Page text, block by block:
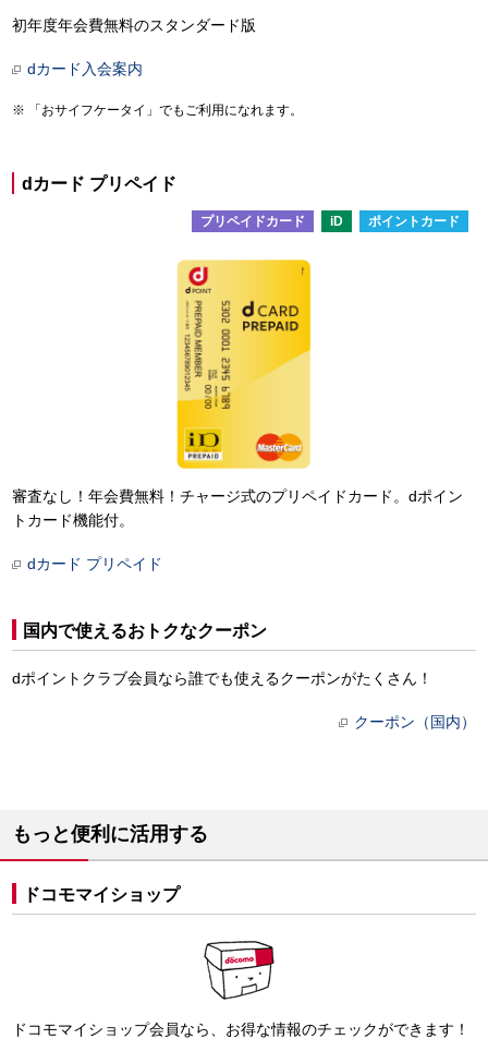
初年度年会費無料のスタンダード版
dカード入会案内
「おサイフケータイ」でもご利用になれます。
dカード プリペイド
プリペイドカード iD ポイントカード
審査なし！年会費無料！チャージ式のプリペイドカード。dポイン
トカード機能付。
dカード プリペイド
国内で使えるおトクなクーポン
dポイントクラブ会員なら誰でも使えるクーポンがたくさん！
クーポン（国内）
もっと便利に活用する
ドコモマイショップ
ドコモマイショップ会員なら、お得な情報のチェックができます！